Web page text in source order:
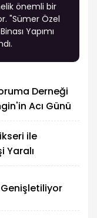
önemli bir
"Sümer Özel
Yapımı
Derneği
Acı Günü
ile
Yaralı